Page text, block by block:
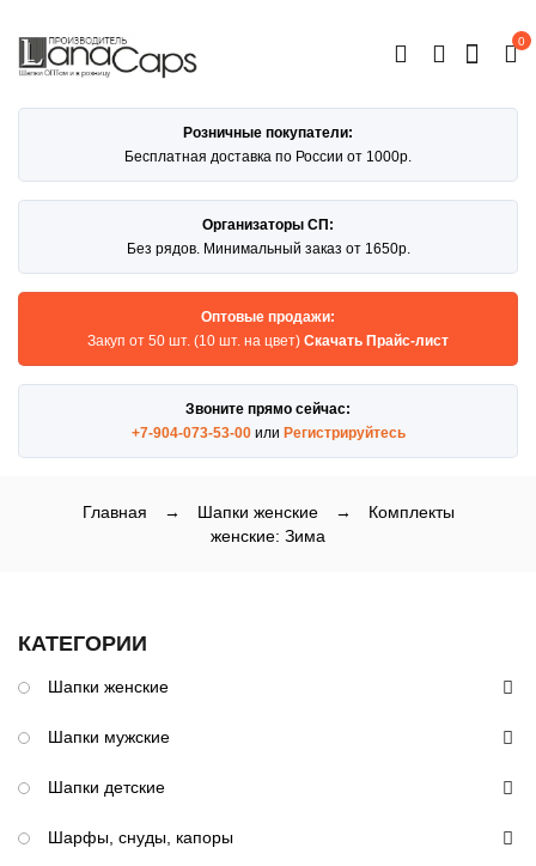
0
КАТАЛОГ
Розничные покупатели:
Бесплатная доставка по России от 1000р.
Организаторы СП:
Без рядов. Минимальный заказ от 1650р.
Оптовые продажи:
Закуп от 50 шт. (10 шт. на цвет) Скачать Прайс-лист
Звоните прямо сейчас:
+7-904-073-53-00или Регистрируйтесь
Главная → Шапки женские →
Комплекты
женские: Зима
КАТЕГОРИИ
Шапки женские
Шапки мужские
Шапки детские
Шарфы, снуды, капоры